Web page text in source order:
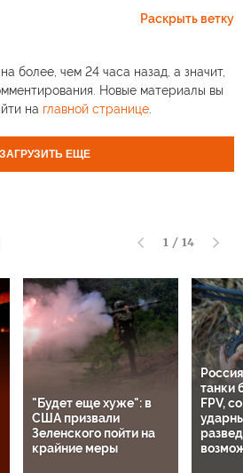
Раскрыть ветку
более, чем 24 часа назад, а значит,
Новые материалы вы
на главной странице.
ЗАГРУЗИТЬ ЕЩЕ
1 / 14
"Будет еще хуже": в
США призвали
Зеленского пойти на
крайние меры
танки
FPV,